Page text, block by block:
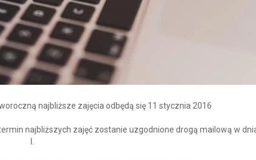
najbliższe zajęcia odbędą się 11 stycznia 2016
najbliższych zajęć zostanie uzgodnione drogą mailową w